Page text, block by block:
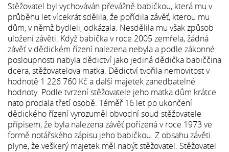
Stěžovatel byl vychováván převážně babičkou, která mu v
průběhu let vícekrát sdělila, že pořídila závěť, kterou mu
dům, v němž bydleli, odkázala. Nesdělila mu však způsob
uložení závěti. Když babička v roce 2005 zemřela, žádná
závěť v dědickém řízení nalezena nebyla a podle zákonné
posloupnosti nabyla dědictví jako jediná dědička babiččina
dcera, stěžovatelova matka. Dědictví tvořila nemovitost v
hodnotě 1 226 760 Kč a další majetek zanedbatelné
hodnoty. Podle tvrzení stěžovatele jeho matka dům krátce
nato prodala třetí osobě. Téměř 16 let po ukončení
dědického řízení vyrozuměl obvodní soud stěžovatele
přípisem, že byla nalezena závěť pořízená v roce 1973 ve
formě notářského zápisu jeho babičkou. Z obsahu závěti
plyne, že veškerý majetek měl nabýt stěžovatel. Stěžovatel